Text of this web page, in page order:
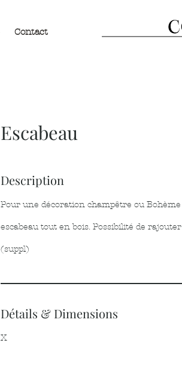
Contact
Escabeau
Description
Pour une décoration champêtre ou
escabeau tout en bois. Possibilité de
(suppl)
Détails & Dimensions
X